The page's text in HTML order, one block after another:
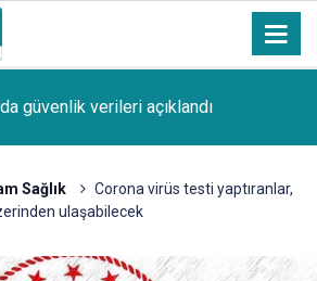
güvenlik verileri açıklandı
Sağlık
Corona virüs testi yaptıranlar,
ulaşabilecek